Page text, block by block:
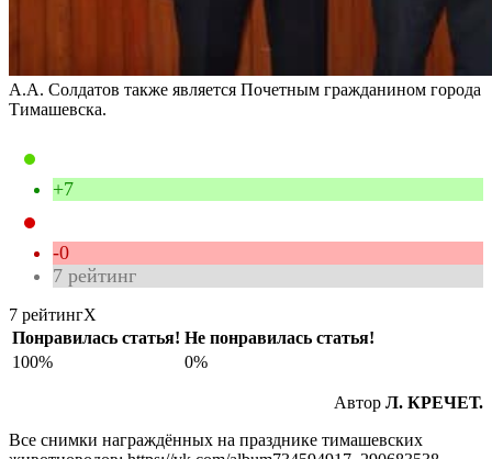
А.А. Солдатов также является Почетным гражданином города
Тимашевска.
+7
-0
7 рейтинг
7 рейтингX
Понравилась статья! Не понравилась статья!
100%
0%
Автор Л. КРЕЧЕТ.
Все снимки награждённых на празднике тимашевских